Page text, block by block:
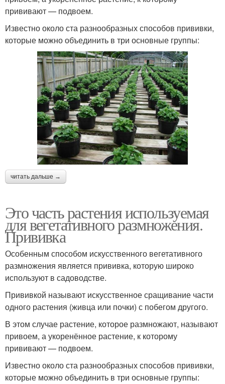
прививают — подвоем.
Известно около ста разнообразных способов прививки,
которые можно объединить в три основные группы:
читать дальше →
Это часть растения используемая
для вегетативного размножения.
Прививка
Особенным способом искусственного вегетативного
размножения является прививка, которую широко
используют в садоводстве.
Прививкой называют искусственное сращивание части
одного растения (живца или почки) с побегом другого.
В этом случае растение, которое размножают, называют
привоем, а укоренённое растение, к которому
прививают — подвоем.
Известно около ста разнообразных способов прививки,
которые можно объединить в три основные группы: